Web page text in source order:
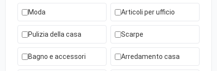
Moda Articoli per ufficio
Pulizia della casa Scarpe
Bagno e accessori Arredamento casa